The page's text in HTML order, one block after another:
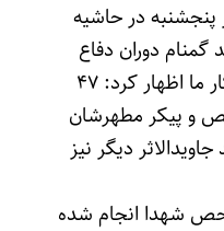
پنجشنبه در حاشیه
از پیکر ۳۴ شهید گمنام دوران دفاع
مقدس در گفت و گو با خبرنگار ما اظهار کرد: ۴۷
و پیکر مطهرشان
هزار و ۲۰۰ شهید جاویدالاثر دیگر نیز
شهدا انجام شده